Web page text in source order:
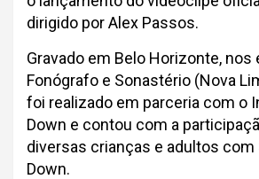
dirigido por Alex Passos.
Gravado em Belo Horizonte, nos
Fonógrafo e Sonastério (Nova
foi realizado em parceria com o
Down e contou com a
diversas crianças e adultos com
Down.